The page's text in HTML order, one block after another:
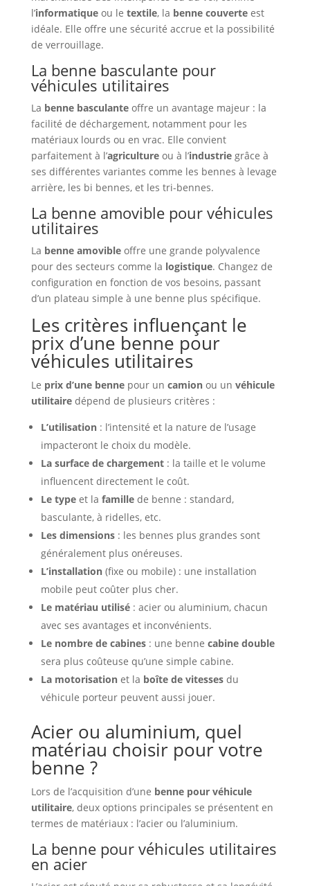
l’informatiqueou le textile, la benne couverteest
idéale. Elle offre une sécurité accrue et la possibilité
de verrouillage.
La benne basculante pour
véhicules utilitaires
La benne basculanteoffre un avantage majeur : la
facilité de déchargement, notamment pour les
matériaux lourds ou en vrac. Elle convient
parfaitement à l’agricultureou à l’industriegrâce à
ses différentes variantes comme les bennes à levage
arrière, les bi bennes, et les tri-bennes.
La benne amovible pour véhicules
utilitaires
La benne amovibleoffre une grande polyvalence
pour des secteurs comme la logistique. Changez de
configuration en fonction de vos besoins, passant
d’un plateau simple à une benne plus spécifique.
Les critères influençant le
prix d’une benne pour
véhicules utilitaires
Le prix d’une bennepour un camionou un véhicule
utilitairedépend de plusieurs critères :
L’utilisation: l’intensité et la nature de l’usage
impacteront le choix du modèle.
La surface de chargement: la taille et le volume
influencent directement le coût.
Le typeet la famillede benne : standard,
basculante, à ridelles, etc.
Les dimensions: les bennes plus grandes sont
généralement plus onéreuses.
L’installation(fixe ou mobile) : une installation
mobile peut coûter plus cher.
Le matériau utilisé: acier ou aluminium, chacun
avec ses avantages et inconvénients.
Le nombre de cabines: une benne cabine double
sera plus coûteuse qu’une simple cabine.
La motorisationet la boîte de vitessesdu
véhicule porteur peuvent aussi jouer.
Acier ou aluminium, quel
matériau choisir pour votre
benne ?
Lors de l’acquisition d’une benne pour véhicule
utilitaire, deux options principales se présentent en
termes de matériaux : l’acier ou l’aluminium.
La benne pour véhicules utilitaires
en acier